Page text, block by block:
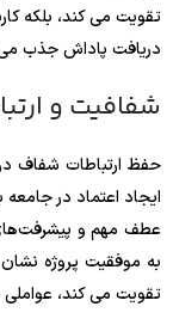
تقویت می کند، بلکه
دریافت پاداش جذب
شفافیت و
حفظ ارتباطات شفاف
ایجاد اعتماد در
عطف مهم و
به موفقیت پروژه
تقویت می کند،